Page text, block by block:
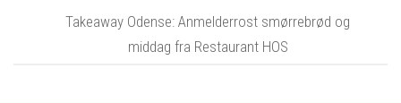
Takeaway Odense: Anmelderrost smørrebrød og
middag fra Restaurant HOS